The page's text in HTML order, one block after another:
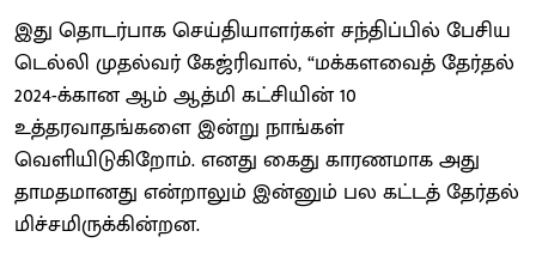
இது தொடர்பாக செய்தியாளர்கள் சந்திப்பில் பேசிய
டெல்லி முதல்வர் கேஜ்ரிவால், “மக்களவைத் தேர்தல்
2024-க்கான ஆம் ஆத்மி கட்சியின் 10
உத்தரவாதங்களை இன்று நாங்கள்
வெளியிடுகிறோம். எனது கைது காரணமாக அது
தாமதமானது என்றாலும் இன்னும் பல கட்டத் தேர்தல்
மிச்சமிருக்கின்றன.